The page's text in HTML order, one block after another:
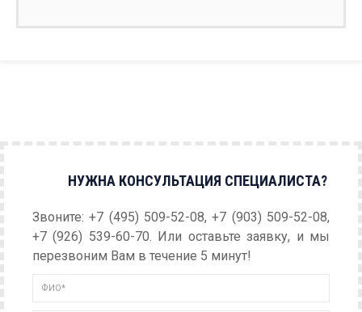
НУЖНА КОНСУЛЬТАЦИЯ СПЕЦИАЛИСТА?
Звоните: +7 (495) 509-52-08, +7 (903) 509-52-08,
+7 (926) 539-60-70. Или оставьте заявку, и мы
перезвоним Вам в течение 5 минут!